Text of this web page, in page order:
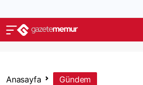
Anasayfa Gündem